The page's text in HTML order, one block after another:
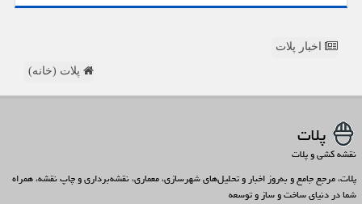
اخبار پلات
پلات (خانه)
پلات
نقشه کشی و پلات
پلات، مرجع جامع و به‌روز اخبار و تحلیل‌های شهرسازی، معماری، نقشه‌برداری و چاپ نقشه، همراه
شما در دنیای ساخت و ساز و توسعه